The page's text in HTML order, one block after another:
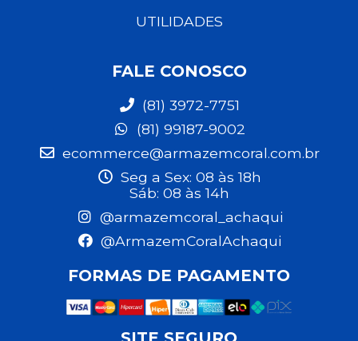
UTILIDADES
FALE CONOSCO
(81) 3972-7751
(81) 99187-9002
ecommerce@armazemcoral.com.br
Seg a Sex: 08 às 18h
Sáb: 08 às 14h
@armazemcoral_achaqui
@ArmazemCoralAchaqui
FORMAS DE PAGAMENTO